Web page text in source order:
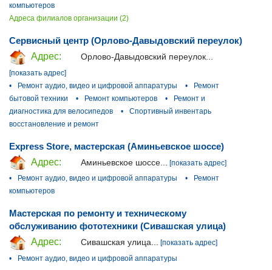
компьютеров
Адреса филиалов организации (2)
Сервисный центр (Орлово-Давыдовский переулок)
Адрес:
Орлово-Давыдовский переулок...
[показать адрес]
•
Ремонт аудио, видео и цифровой аппаратуры •
Ремонт
бытовой техники
• Ремонт компьютеров •
Ремонт и
диагностика для велосипедов
•
Спортивный инвентарь
восстановление и ремонт
Express Store, мастерская (Аминьевское шоссе)
Адрес:
Аминьевское шоссе...
[показать адрес]
•
Ремонт аудио, видео и цифровой аппаратуры •
Ремонт
компьютеров
Мастерская по ремонту и техническому
обслуживанию фототехники (Сивашская улица)
Адрес:
Сивашская улица... [показать адрес]
•
Ремонт аудио, видео и цифровой аппаратуры